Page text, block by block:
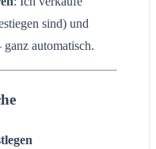
sind) und
ganz automatisch.